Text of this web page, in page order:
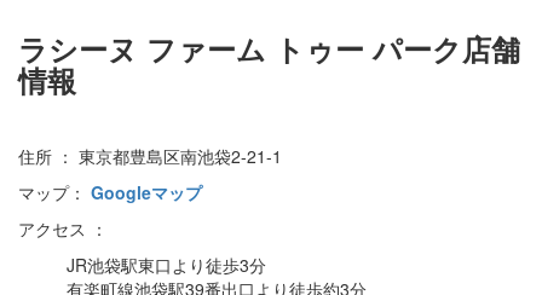
ラシーヌ ファーム トゥー パーク店舗
情報
住所 ： 東京都豊島区南池袋2-21-1
マップ： Googleマップ
アクセス ：
JR池袋駅東口より徒歩3分
有楽町線池袋駅39番出口より徒歩約3分